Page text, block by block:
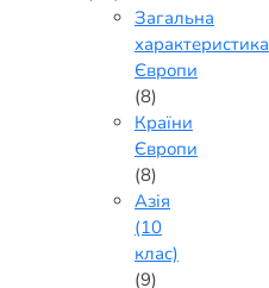
Загальна
характеристика
Європи
(8)
Країни
Європи
(8)
Азія
(10
клас)
(9)